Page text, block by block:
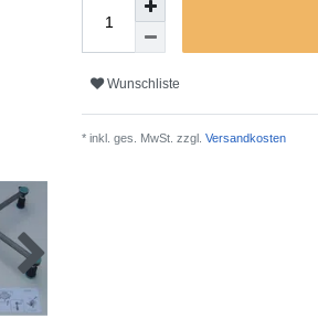
Wunschliste
* inkl. ges. MwSt. zzgl. Versandkosten